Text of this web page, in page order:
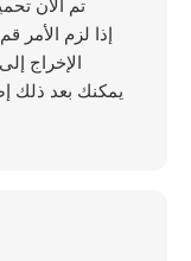
تم الآن
يمكنك بعد ذلك